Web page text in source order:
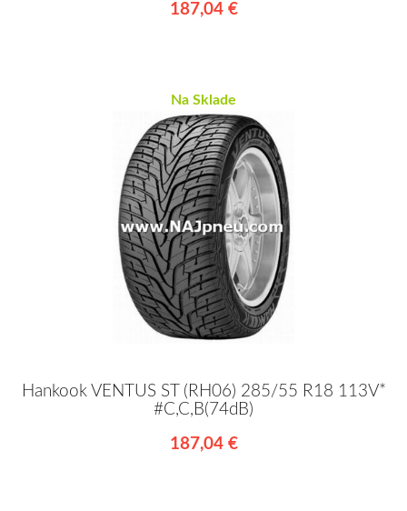
187,04 €
Na Sklade
Hankook VENTUS ST (RH06) 285/55 R18 113V*
#C,C,B(74dB)
187,04 €